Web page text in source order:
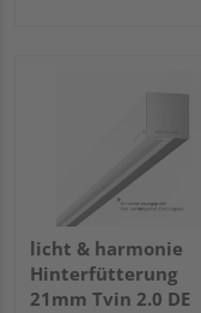
licht & harmonie
Hinterfütterung
21mm Tvin 2.0 DE